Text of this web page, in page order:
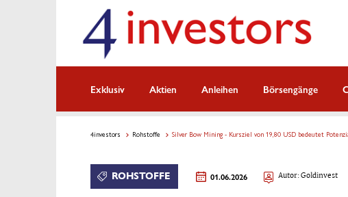
Exklusiv Aktien Anleihen Börsengänge
4investors Rohstoffe Silver Bow Mining - Kursziel von 19,80 USD bedeutet
ROHSTOFFE 01.06.2026 Autor: Goldinvest